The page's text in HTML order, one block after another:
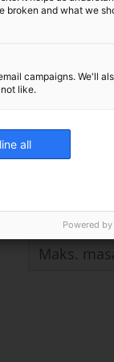
Maks.
Zbiornik
Maks.
broken and what we
campaigns. We'll
like.
all
Powered by